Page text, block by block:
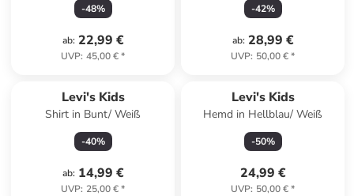
-48%
ab: 22,99 €
UVP: 45,00 €*
-42%
ab: 28,99 €
UVP: 50,00 €*
Levi's Kids
Shirt in Bunt/ Weiß
-40%
ab: 14,99 €
UVP: 25,00 €*
Levi's Kids
Hemd in Hellblau/ Weiß
-50%
24,99 €
UVP: 50,00 €*